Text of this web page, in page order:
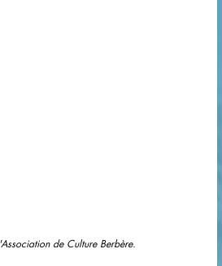
de Culture Berbère.